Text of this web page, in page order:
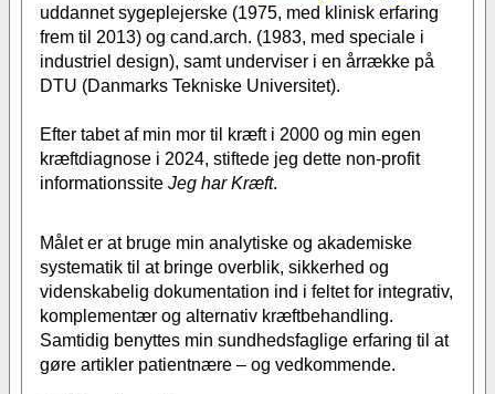
uddannet sygeplejerske (1975, med klinisk erfaring
frem til 2013) og cand.arch. (1983, med speciale i
industriel design), samt underviser i en årrække på
DTU (Danmarks Tekniske Universitet).
Efter tabet af min mor til kræft i 2000 og min egen
kræftdiagnose i 2024, stiftede jeg dette non-profit
informationssiteJeg har Kræft.
Målet er at bruge min analytiske og akademiske
systematik til at bringe overblik, sikkerhed og
videnskabelig dokumentation ind i feltet for integrativ,
komplementær og alternativ kræftbehandling.
Samtidig benyttes min sundhedsfaglige erfaring til at
gøre artikler patientnære – og vedkommende.